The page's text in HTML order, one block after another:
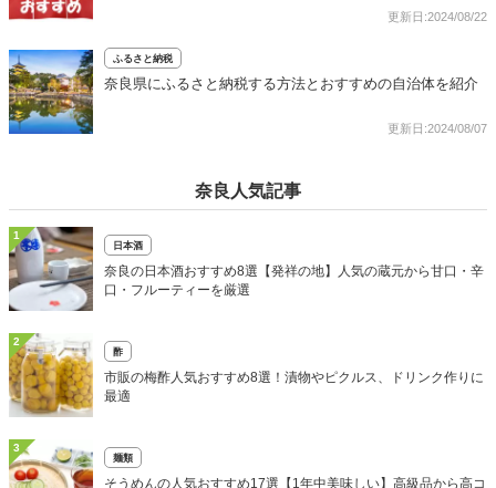
更新日:2024/08/22
ふるさと納税
奈良県にふるさと納税する方法とおすすめの自治体を紹介
更新日:2024/08/07
奈良人気記事
1
日本酒
奈良の日本酒おすすめ8選【発祥の地】人気の蔵元から甘口・辛
口・フルーティーを厳選
2
酢
市販の梅酢人気おすすめ8選！漬物やピクルス、ドリンク作りに
最適
3
麺類
そうめんの人気おすすめ17選【1年中美味しい】高級品から高コ